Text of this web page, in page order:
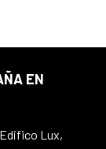
EN
Lux,